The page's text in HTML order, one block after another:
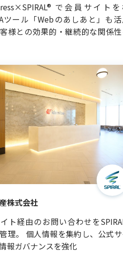
で会員サイト
ツール「Webのあしあと」も
様との効果的・継続的な関係
株式会社
ト経由のお問い合わせを
理。 個人情報を集約し、公式
報ガバナンスを強化